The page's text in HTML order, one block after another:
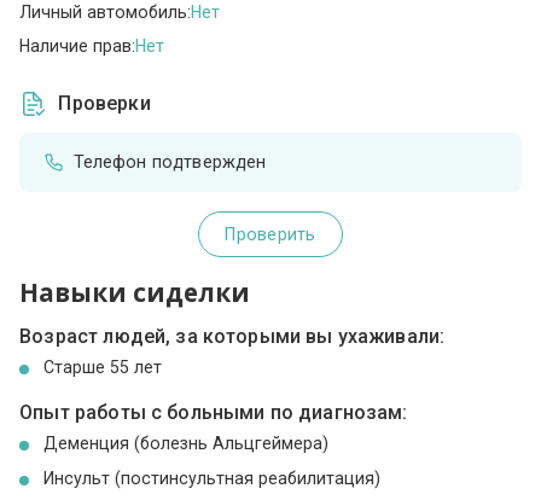
Личный автомобиль:Нет
Наличие прав:Нет
Проверки
Телефон подтвержден
Проверить
Навыки сиделки
Возраст людей, за которыми вы ухаживали:
Cтарше 55 лет
Опыт работы с больными по диагнозам:
Деменция (болезнь Альцгеймера)
Инсульт (постинсультная реабилитация)